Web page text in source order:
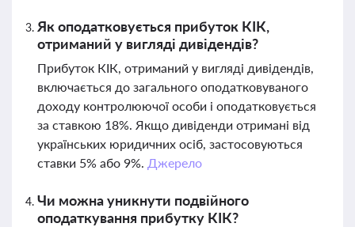
Як оподатковується прибуток КІК,
отриманий у вигляді дивідендів?
Прибуток КІК, отриманий у вигляді дивідендів,
включається до загального оподатковуваного
доходу контролюючої особи і оподатковується
за ставкою 18%. Якщо дивіденди отримані від
українських юридичних осіб, застосовуються
ставки 5% або 9%. Джерело
Чи можна уникнути подвійного
оподаткування прибутку КІК?